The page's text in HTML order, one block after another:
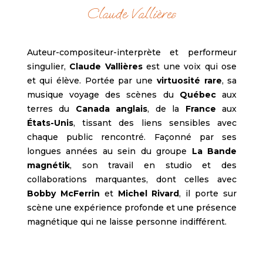
Claude Vallières
Auteur-compositeur-interprète et performeur
singulier, Claude Vallièresest une voix qui ose
et qui élève. Portée par une virtuosité rare, sa
musique voyage des scènes du Québecaux
terres du Canada anglais, de la France aux
États-Unis, tissant des liens sensibles avec
chaque public rencontré. Façonné par ses
longues années au sein du groupe La Bande
magnétik, son travail en studio et des
collaborations marquantes, dont celles avec
Bobby McFerrin et Michel Rivard, il porte sur
scène une expérience profonde et une présence
magnétique qui ne laisse personne indifférent.